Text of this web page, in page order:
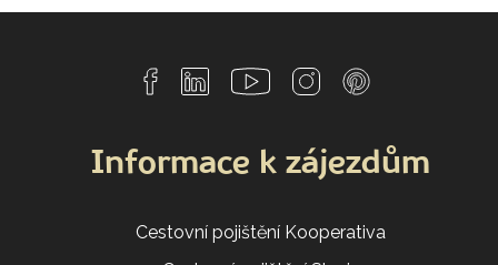
Informace k zájezdům
Cestovní pojištění Kooperativa